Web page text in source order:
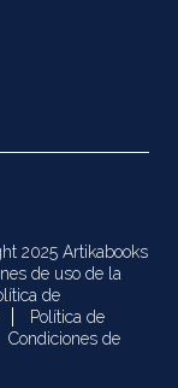
2025 Artikabooks
de uso de la
de
Política de
Condiciones de